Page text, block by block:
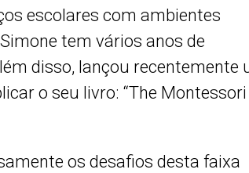
escolares com ambientes
tem vários anos de
disso, lançou recentemente
o seu livro: “The Montessori
os desafios desta faixa